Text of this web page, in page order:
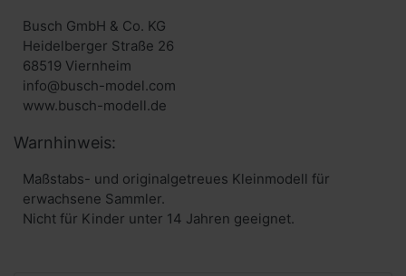
Busch GmbH & Co. KG
Heidelberger Straße 26
68519 Viernheim
info@busch-model.com
www.busch-modell.de
Warnhinweis:
Maßstabs- und originalgetreues Kleinmodell für
erwachsene Sammler.
Nicht für Kinder unter 14 Jahren geeignet.